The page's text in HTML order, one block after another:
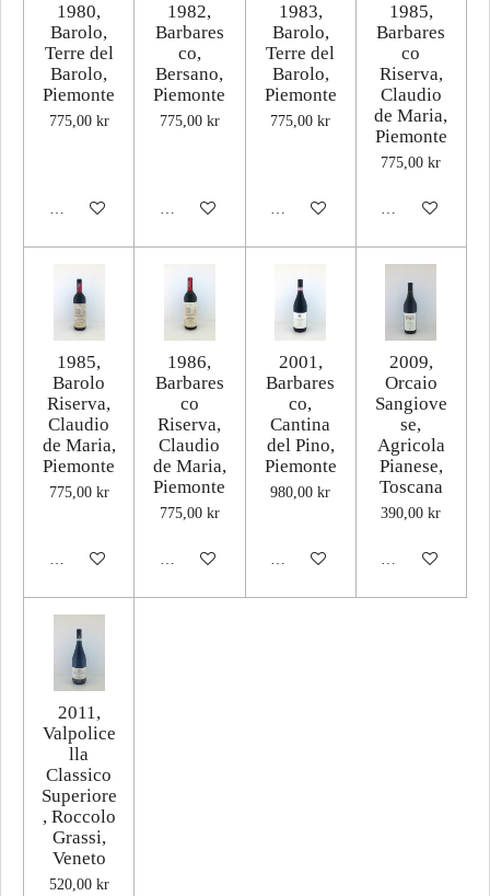
1980,
Barolo,
Terre del
Barolo,
Piemonte
775,00 kr
Lägg till i varukorg
1982,
Barbares
co,
Bersano,
Piemonte
775,00 kr
Lägg till i varukorg
1983,
Barolo,
Terre del
Barolo,
Piemonte
775,00 kr
Lägg till i varukorg
1985,
Barbares
co
Riserva,
Claudio
de Maria,
Piemonte
775,00 kr
Lägg till i
1985,
Barolo
Riserva,
Claudio
de Maria,
Piemonte
775,00 kr
Lägg till i varukorg
1986,
Barbares
co
Riserva,
Claudio
de Maria,
Piemonte
775,00 kr
Lägg till i varukorg
2001,
Barbares
co,
Cantina
del Pino,
Piemonte
980,00 kr
Lägg till i varukorg
2009,
Orcaio
Sangiove
se,
Agricola
Pianese,
Toscana
390,00 kr
Lägg till i
2011,
Valpolice
lla
Classico
Superiore
, Roccolo
Grassi,
Veneto
520,00 kr